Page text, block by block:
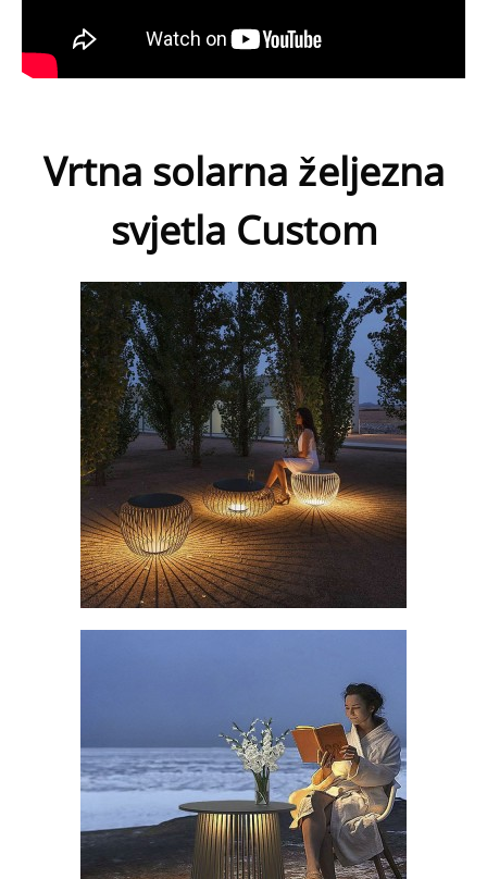
Vrtna solarna željezna
svjetla Custom